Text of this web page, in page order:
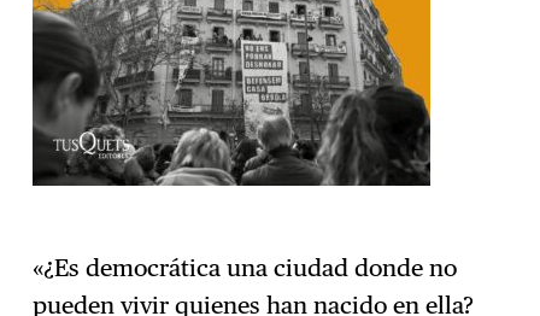
«¿Es democrática una ciudad donde no
pueden vivir quienes han nacido en ella?